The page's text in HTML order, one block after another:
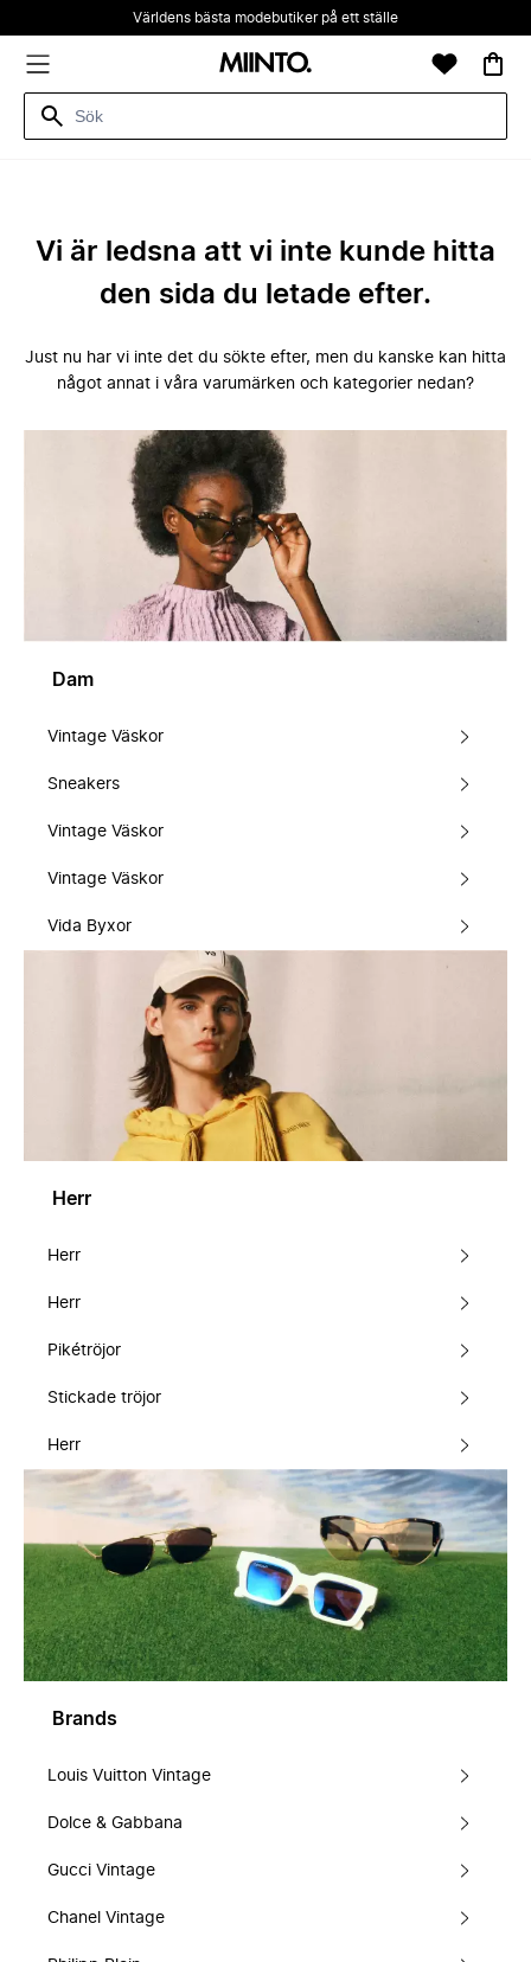
Världens bästa modebutiker på ett ställe
Vi är ledsna att vi inte kunde hitta
den sida du letade efter.
Just nu har vi inte det du sökte efter, men du kanske kan hitta
något annat i våra varumärken och kategorier nedan?
Dam
Vintage Väskor
Sneakers
Vintage Väskor
Vintage Väskor
Vida Byxor
Herr
Herr
Herr
Pikétröjor
Stickade tröjor
Herr
Brands
Louis Vuitton Vintage
Dolce & Gabbana
Gucci Vintage
Chanel Vintage